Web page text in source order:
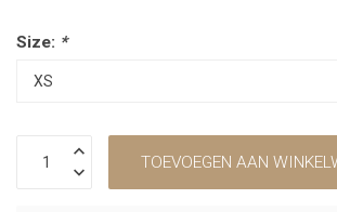
Size: *
TOEVOEGEN AAN